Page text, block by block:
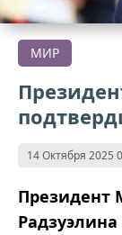
МИР
14 Октября 2025
Президент